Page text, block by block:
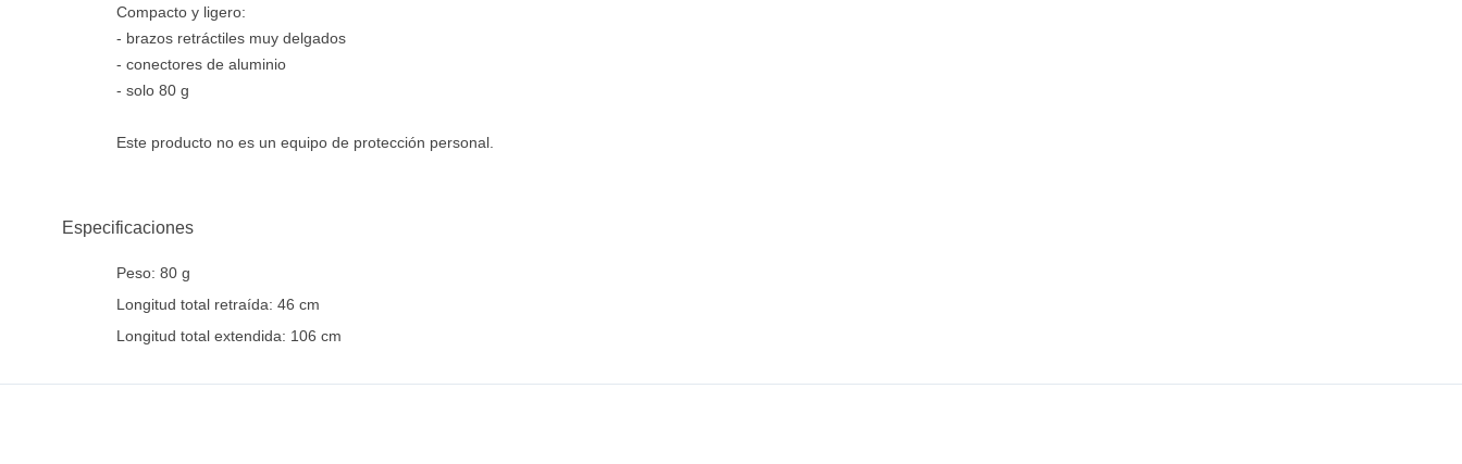
Compacto y ligero:
- brazos retráctiles muy delgados
- conectores de aluminio
- solo 80 g
Este producto no es un equipo de protección personal.
Especificaciones
Peso: 80 g
Longitud total retraída: 46 cm
Longitud total extendida: 106 cm